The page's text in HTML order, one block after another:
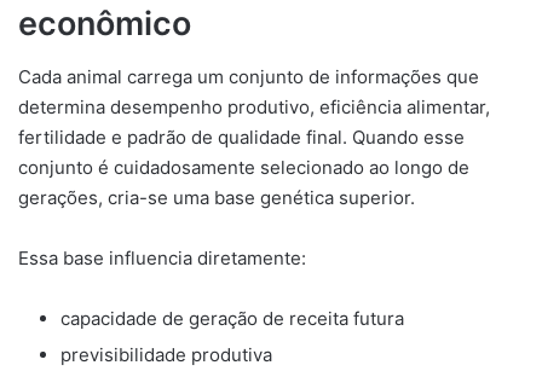
econômico
Cada animal carrega um conjunto de informações que
determina desempenho produtivo, eficiência alimentar,
fertilidade e padrão de qualidade final. Quando esse
conjunto é cuidadosamente selecionado ao longo de
gerações, cria-se uma base genética superior.
Essa base influencia diretamente:
capacidade de geração de receita futura
previsibilidade produtiva